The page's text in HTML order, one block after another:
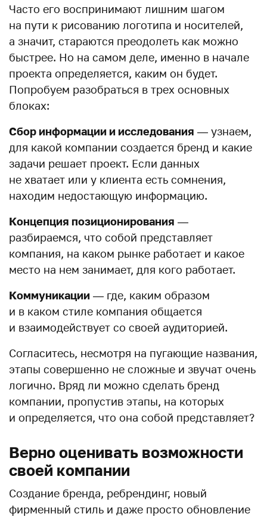
Часто его воспринимают лишним шагом
на пути к рисованию логотипа и носителей,
а значит, стараются преодолеть как можно
быстрее. Но на самом деле, именно в начале
проекта определяется, каким он будет.
Попробуем разобраться в трех основных
блоках:
Сбор информации и исследования — узнаем,
для какой компании создается бренд и какие
задачи решает проект. Если данных
не хватает или у клиента есть сомнения,
находим недостающую информацию.
Концепция позиционирования —
разбираемся, что собой представляет
компания, на каком рынке работает и какое
место на нем занимает, для кого работает.
Коммуникации — где, каким образом
и в каком стиле компания общается
и взаимодействует со своей аудиторией.
Согласитесь, несмотря на пугающие названия,
этапы совершенно не сложные и звучат очень
логично. Вряд ли можно сделать бренд
компании, пропустив этапы, на которых
и определяется, что она собой представляет?
Верно оценивать возможности
своей компании
Создание бренда, ребрендинг, новый
фирменный стиль и даже просто обновление